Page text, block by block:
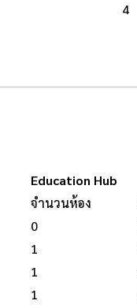
4
Education Hub
จำนวนห้อง
0
1
1
1